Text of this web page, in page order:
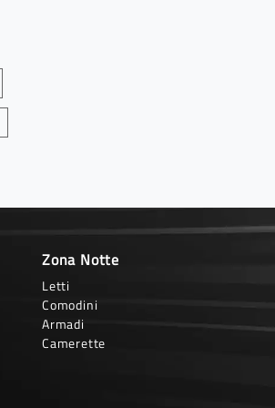
Zona Notte
Letti
Comodini
Armadi
Camerette